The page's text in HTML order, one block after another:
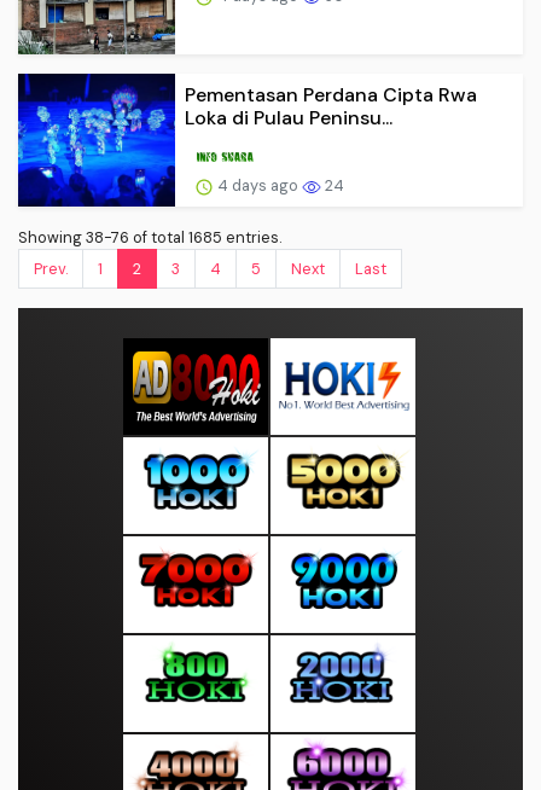
Pementasan Perdana Cipta Rwa
Loka di Pulau Peninsu...
4 days ago 24
Showing 38-76 of total 1685 entries.
Prev.
1 2 3 4 5 Next Last